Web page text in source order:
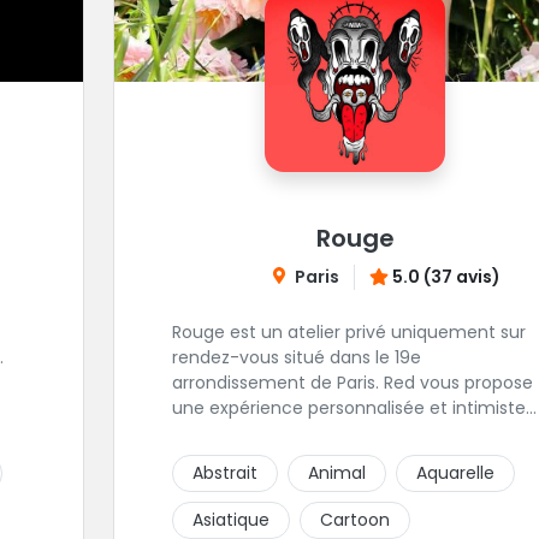
Rouge
Paris 5.0 (37 avis)
Rouge est un atelier privé uniquement sur
rendez-vous situé dans le 19e
arrondissement de Paris. Red vous propose
une expérience personnalisée et intimiste.
?"C'est simple, cela permet de proposer la
même qualité de service à tous les
tatoué(e)s. L'intérêt est de prendre son
temps, faire les bons choix, et toujours se
Abstrait Animal
Aquarelle
Asiatique
Cartoon